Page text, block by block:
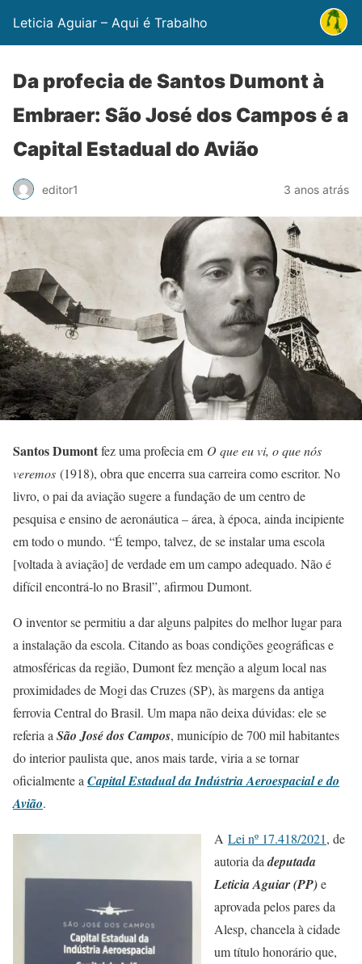
Leticia Aguiar – Aqui é Trabalho
Da profecia de Santos Dumont à
Embraer: São José dos Campos é a
Capital Estadual do Avião
editor1 3 anos atrás
Santos Dumontfez uma profecia em O que eu vi, o que nós
veremos (1918), obra que encerra sua carreira como escritor. No
livro, o pai da aviação sugere a fundação de um centro de
pesquisa e ensino de aeronáutica – área, à época, ainda incipiente
em todo o mundo. “É tempo, talvez, de se instalar uma escola
[voltada à aviação] de verdade em um campo adequado. Não é
difícil encontrá-lo no Brasil”, afirmou Dumont.
O inventor se permitiu a dar alguns palpites do melhor lugar para
a instalação da escola. Citando as boas condições geográficas e
atmosféricas da região, Dumont fez menção a algum local nas
proximidades de Mogi das Cruzes (SP), às margens da antiga
ferrovia Central do Brasil. Um mapa não deixa dúvidas: ele se
referia aSão José dos Campos, município de 700 mil habitantes
do interior paulista que, anos mais tarde, viria a se tornar
oficialmente aCapital Estadual da Indústria Aeroespacial e do
Avião.
A Lei nº 17.418/2021, de
autoria dadeputada
Leticia Aguiar (PP)e
aprovada pelos pares da
Alesp, chancela à cidade
um título honorário que,